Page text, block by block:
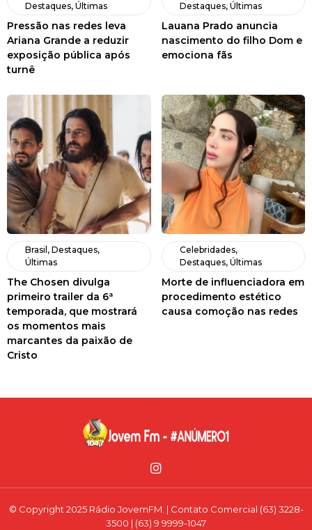
Destaques, Últimas
Pressão nas redes leva
Ariana Grande a reduzir
exposição pública após
turnê
Destaques, Últimas
Lauana Prado anuncia
nascimento do filho Dom e
emociona fãs
Brasil , Destaques,
Últimas
The Chosen divulga
primeiro trailer da 6ª
temporada, que mostrará
os momentos mais
marcantes da paixão de
Cristo
Celebridades,
Destaques, Últimas
Morte de influenciadora em
procedimento estético
causa comoção nas redes
© Copyright 2025 Rádio JovemFM. | Contato Comercial (63) 3228-
3500 | (63) 9 9999-1047